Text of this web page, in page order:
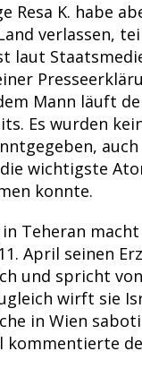
Resa K. habe
verlassen,
laut
Mann läuft
Es wurden
wichtigste
konnte.
Teheran
April seinen
und spricht
wirft sie
in Wien
kommentierte